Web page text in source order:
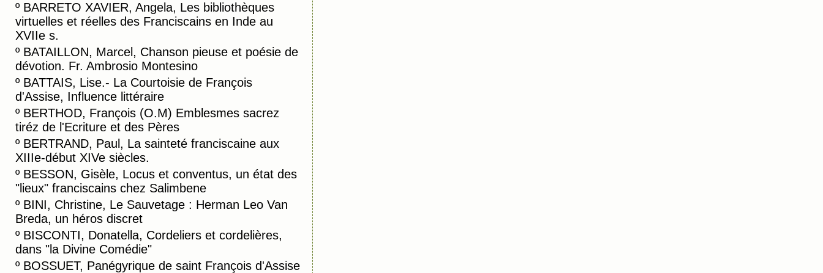
º BARRETO XAVIER, Angela, Les bibliothèques
virtuelles et réelles des Franciscains en Inde au
XVIIe s.
º BATAILLON, Marcel, Chanson pieuse et poésie de
dévotion. Fr. Ambrosio Montesino
º BATTAIS, Lise.- La Courtoisie de François
d'Assise, Influence littéraire
º BERTHOD, François (O.M) Emblesmes sacrez
tiréz de l'Ecriture et des Pères
º BERTRAND, Paul, La sainteté franciscaine aux
XIIIe-début XIVe siècles.
º BESSON, Gisèle, Locus et conventus, un état des
"lieux" franciscains chez Salimbene
º BINI, Christine, Le Sauvetage : Herman Leo Van
Breda, un héros discret
º BISCONTI, Donatella, Cordeliers et cordelières,
dans "la Divine Comédie"
º BOSSUET, Panégyrique de saint François d'Assise